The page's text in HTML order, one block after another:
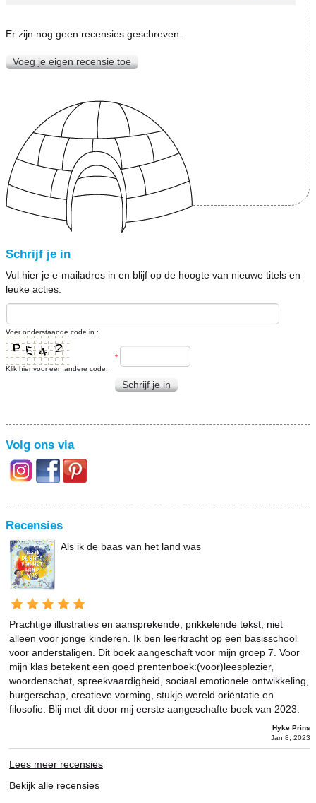
Er zijn nog geen recensies geschreven.
Voeg je eigen recensie toe
Schrijf je in
Vul hier je e-mailadres in en blijf op de hoogte van nieuwe titels en
leuke acties.
Voer onderstaande code in :
Klik hier voor een andere code.
*
Schrijf je in
Volg ons via
Recensies
Als ik de baas van het land was
Prachtige illustraties en aansprekende, prikkelende tekst, niet
alleen voor jonge kinderen. Ik ben leerkracht op een basisschool
voor anderstaligen. Dit boek aangeschaft voor mijn groep 7. Voor
mijn klas betekent een goed prentenboek:(voor)leesplezier,
woordenschat, spreekvaardigheid, sociaal emotionele ontwikkeling,
burgerschap, creatieve vorming, stukje wereld oriëntatie en
filosofie. Blij met dit door mij eerste aangeschafte boek van 2023.
Hyke Prins
Jan 8, 2023
Lees meer recensies
Bekijk alle recensies